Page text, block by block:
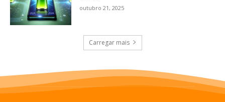
outubro 21, 2025
Carregar mais